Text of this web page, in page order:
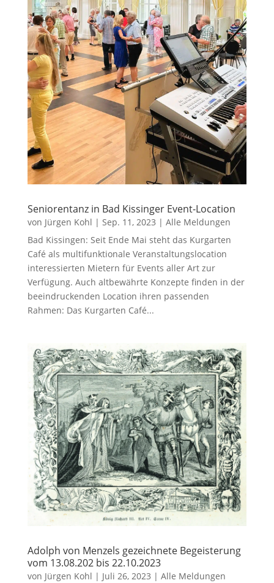
Seniorentanz in Bad Kissinger Event-Location
von Jürgen Kohl | Sep. 11, 2023 | Alle Meldungen
Bad Kissingen: Seit Ende Mai steht das Kurgarten
Café als multifunktionale Veranstaltungslocation
interessierten Mietern für Events aller Art zur
Verfügung. Auch altbewährte Konzepte finden in der
beeindruckenden Location ihren passenden
Rahmen: Das Kurgarten Café...
Adolph von Menzels gezeichnete Begeisterung
vom 13.08.202 bis 22.10.2023
von Jürgen Kohl | Juli 26, 2023 | Alle Meldungen